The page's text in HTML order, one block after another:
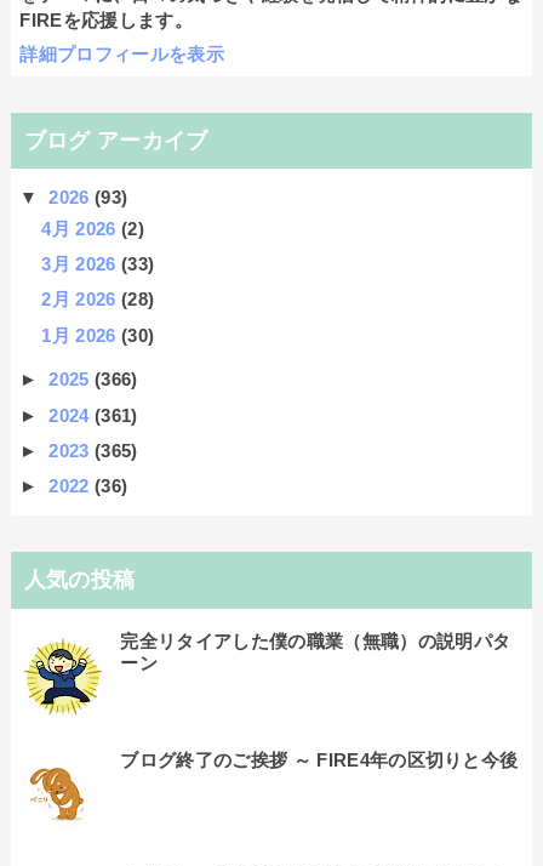
FIREを応援します。
詳細プロフィールを表示
ブログ アーカイブ
▼2026(93)
4月 2026(2)
3月 2026(33)
2月 2026(28)
1月 2026(30)
►2025(366)
►2024(361)
►2023(365)
►2022(36)
人気の投稿
完全リタイアした僕の職業（無職）の説明パタ
ーン
ブログ終了のご挨拶 ～ FIRE4年の区切りと今後